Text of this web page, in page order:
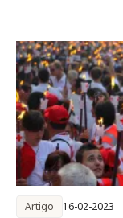
Artigo 16-02-2023